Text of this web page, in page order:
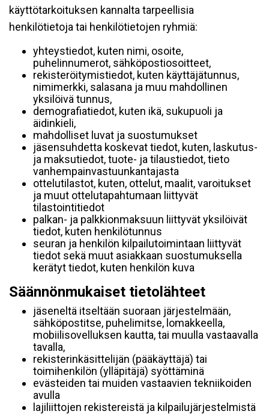
käyttötarkoituksen kannalta tarpeellisia
henkilötietoja tai henkilötietojen ryhmiä:
yhteystiedot, kuten nimi, osoite,
puhelinnumerot, sähköpostiosoitteet,
rekisteröitymistiedot, kuten käyttäjätunnus,
nimimerkki, salasana ja muu mahdollinen
yksilöivä tunnus,
demografiatiedot, kuten ikä, sukupuoli ja
äidinkieli,
mahdolliset luvat ja suostumukset
jäsensuhdetta koskevat tiedot, kuten, laskutus-
ja maksutiedot, tuote- ja tilaustiedot, tieto
vanhempainvastuunkantajasta
ottelutilastot, kuten, ottelut, maalit, varoitukset
ja muut ottelutapahtumaan liittyvät
tilastointitiedot
palkan- ja palkkionmaksuun liittyvät yksilöivät
tiedot, kuten henkilötunnus
seuran ja henkilön kilpailutoimintaan liittyvät
tiedot sekä muut asiakkaan suostumuksella
kerätyt tiedot, kuten henkilön kuva
Säännönmukaiset tietolähteet
jäseneltä itseltään suoraan järjestelmään,
sähköpostitse, puhelimitse, lomakkeella,
mobiilisovelluksen kautta, tai muulla vastaavalla
tavalla,
rekisterinkäsittelijän (pääkäyttäjä) tai
toimihenkilön (ylläpitäjä) syöttäminä
evästeiden tai muiden vastaavien tekniikoiden
avulla
lajiliittojen rekistereistä ja kilpailujärjestelmistä